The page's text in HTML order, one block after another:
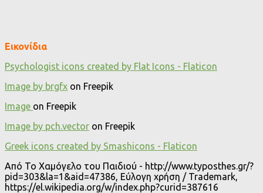
Εικονίδια
Psychologist icons created by Flat Icons - Flaticon
Image by brgfx on Freepik
Image on Freepik
Image by pch.vector on Freepik
Greek icons created by Smashicons - Flaticon
Από Το Χαμόγελο του Παιδιού - http://www.typosthes.gr/?
pid=303&la=1&aid=47386, Εύλογη χρήση / Trademark,
https://el.wikipedia.org/w/index.php?curid=387616